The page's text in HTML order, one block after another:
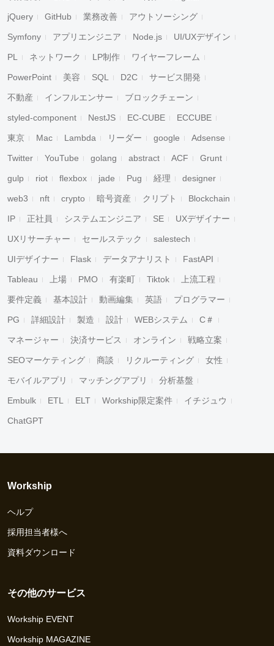
jQuery GitHub 業務改善 アウトソーシング
Symfony アプリエンジニア Node.js UI/UXデザイン
PL ネットワーク LP制作 ワイヤーフレーム
PowerPoint 美容 SQL D2C サービス開発
不動産 インフルエンサー ブロックチェーン
styled-component NestJS EC-CUBE ECCUBE
東京 Mac Lambda リーダー google Adsense
Twitter YouTube golang abstract ACF Grunt
gulp riot flexbox jade Pug 経理 designer
web3 nft crypto 暗号資産 クリプト Blockchain
IP 正社員 システムエンジニア SE UXデザイナー
UXリサーチャー セールステック salestech
UIデザイナー Flask データアナリスト FastAPI
Tableau 上場 PMO 有楽町 Tiktok 上流工程
要件定義 基本設計 動画編集 英語 プログラマー
PG 詳細設計 製造 設計 WEBシステム C＃
マネージャー 決済サービス オンライン 戦略立案
SEOマーケティング 商談 リクルーティング 女性
モバイルアプリ マッチングアプリ 分析基盤
Embulk ETL ELT Workship限定案件 イチジュウ
ChatGPT
Workship
ヘルプ
採用担当者様へ
資料ダウンロード
その他のサービス
Workship EVENT
Workship MAGAZINE